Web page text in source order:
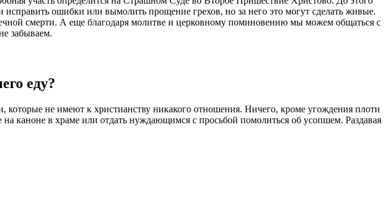
ошибки или вымолить прощение грехов, но за него это могут сделать живые.
смерти. А еще благодаря молитве и церковному поминовению мы можем общаться с
забываем.
еду?
не имеют к христианству никакого отношения. Ничего, кроме угождения плоти
на каноне в храме или отдать нуждающимся с просьбой помолиться об усопшем. Раздавая